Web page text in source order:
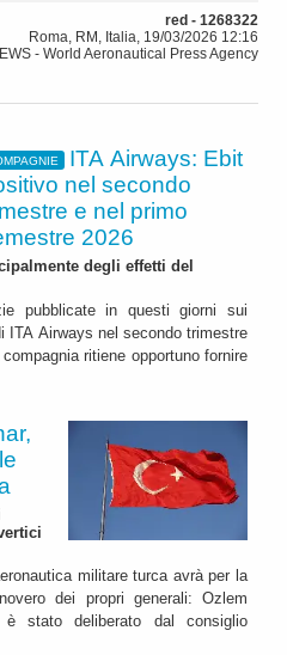
red - 1268322
Roma, RM, Italia, 19/03/2026 12:16
- World Aeronautical Press Agency
ITA Airways: Ebit
nel secondo
e nel primo
2026
degli effetti del
pubblicate in questi giorni sui
ITA Airways nel secondo trimestre
ritiene opportuno fornire
militare turca avrà per la
dei propri generali: Ozlem
è stato deliberato dal consiglio